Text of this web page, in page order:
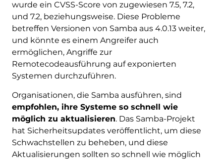
wurde ein CVSS-Score von zugewiesen 7.5, 7.2,
und 7.2, beziehungsweise. Diese Probleme
betreffen Versionen von Samba aus 4.0.13 weiter,
und könnte es einem Angreifer auch
ermöglichen, Angriffe zur
Remotecodeausführung auf exponierten
Systemen durchzuführen.
Organisationen, die Samba ausführen, sind
empfohlen, ihre Systeme so schnell wie
möglich zu aktualisieren. Das Samba-Projekt
hat Sicherheitsupdates veröffentlicht, um diese
Schwachstellen zu beheben, und diese
Aktualisierungen sollten so schnell wie möglich